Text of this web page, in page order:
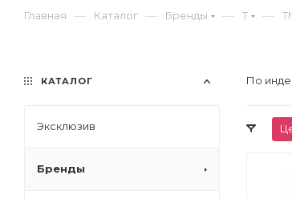
Главная — Каталог — Бренды — T —
По
КАТАЛОГ
Эксклюзив
Бренды